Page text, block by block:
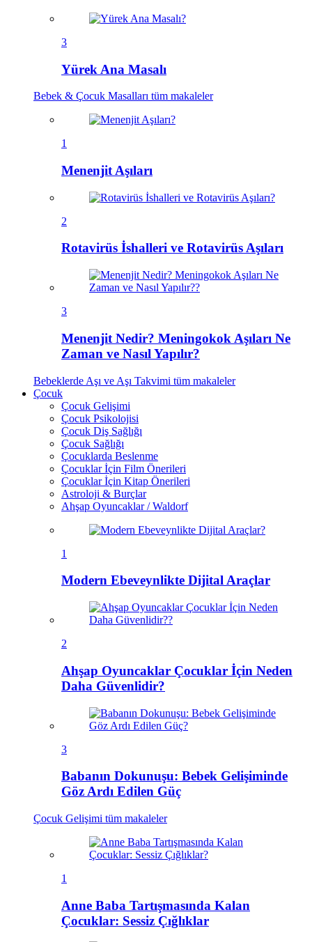
3
Yürek Ana Masalı
Bebek & Çocuk Masalları tüm makaleler
1
Menenjit Aşıları
2
Rotavirüs İshalleri ve Rotavirüs Aşıları
3
Menenjit Nedir? Meningokok Aşıları Ne
Zaman ve Nasıl Yapılır?
Bebeklerde Aşı ve Aşı Takvimi tüm makaleler
Çocuk
Çocuk Gelişimi
Çocuk Psikolojisi
Çocuk Diş Sağlığı
Çocuk Sağlığı
Çocuklarda Beslenme
Çocuklar İçin Film Önerileri
Çocuklar İçin Kitap Önerileri
Astroloji & Burçlar
Ahşap Oyuncaklar / Waldorf
1
Modern Ebeveynlikte Dijital Araçlar
2
Ahşap Oyuncaklar Çocuklar İçin Neden
Daha Güvenlidir?
3
Babanın Dokunuşu: Bebek Gelişiminde
Göz Ardı Edilen Güç
Çocuk Gelişimi tüm makaleler
1
Anne Baba Tartışmasında Kalan
Çocuklar: Sessiz Çığlıklar